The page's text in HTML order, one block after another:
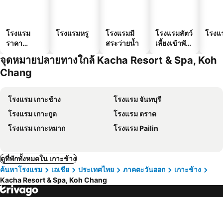
โรงแรม
ราคา
โรงแรมหรู
โรงแรมมี
สระว่ายน้ำ
โรงแรมสัตว์
เลี้ยงเข้าพัก
โรง
จุดหมายปลายทางใกล้ Kacha Resort & Spa, Koh
Chang
โรงแรม เกาะช้าง
โรงแรม จันทบุรี
โรงแรม เกาะกูด
โรงแรม ตราด
โรงแรม เกาะหมาก
โรงแรม Pailin
ดูที่พักทั้งหมดใน เกาะช้าง
ค้นหาโรงแรม
เอเชีย ประเทศไทย ภาคตะวันออก
เกาะช้าง
Kacha Resort & Spa, Koh Chang